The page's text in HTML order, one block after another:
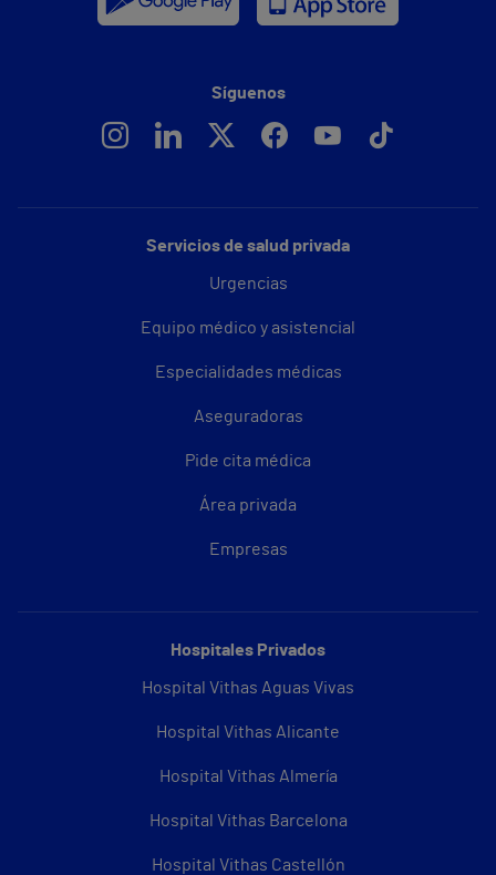
Servicios de salud privada
Urgencias
Equipo médico y asistencial
Especialidades médicas
Aseguradoras
Pide cita médica
Área privada
Empresas
Hospitales Privados
Hospital Vithas Aguas Vivas
Hospital Vithas Alicante
Hospital Vithas Almería
Hospital Vithas Barcelona
Hospital Vithas Castellón
Síguenos